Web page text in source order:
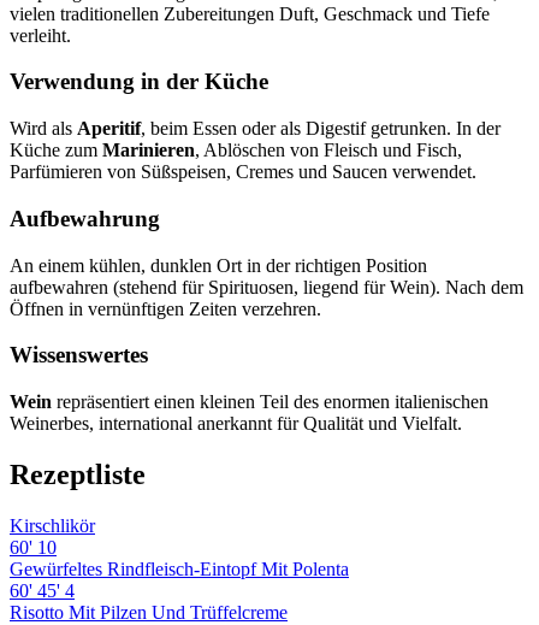
vielen traditionellen Zubereitungen Duft, Geschmack und Tiefe
verleiht.
Verwendung in der Küche
Wird als Aperitif, beim Essen oder als Digestif getrunken. In der
Küche zum Marinieren, Ablöschen von Fleisch und Fisch,
Parfümieren von Süßspeisen, Cremes und Saucen verwendet.
Aufbewahrung
An einem kühlen, dunklen Ort in der richtigen Position
aufbewahren (stehend für Spirituosen, liegend für Wein). Nach dem
Öffnen in vernünftigen Zeiten verzehren.
Wissenswertes
Wein repräsentiert einen kleinen Teil des enormen italienischen
Weinerbes, international anerkannt für Qualität und Vielfalt.
Rezeptliste
Kirschlikör
60' 10
Gewürfeltes Rindfleisch-Eintopf Mit Polenta
60' 45' 4
Risotto Mit Pilzen Und Trüffelcreme